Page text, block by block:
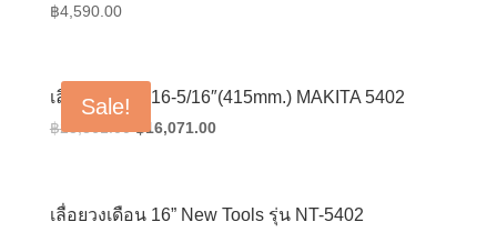
฿4,590.00
Sale!
เลื่อยวงเดือน 16-5/16″(415mm.) MAKITA 5402
฿23,861.00
Original
฿23,861.00.
฿16,071.00Current
฿16,071.00.
เลื่อยวงเดือน 16” New Tools รุ่น NT-5402